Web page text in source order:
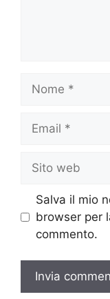
web
Salva il mio
browser per
commento.